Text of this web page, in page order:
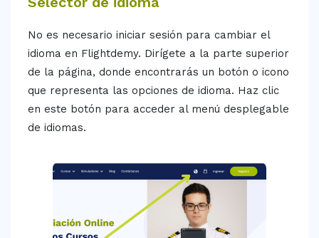
No es necesario iniciar sesión para cambiar el
idioma en Flightdemy. Dirígete a la parte superior
de la página, donde encontrarás un botón o icono
que representa las opciones de idioma. Haz clic
en este botón para acceder al menú desplegable
de idiomas.